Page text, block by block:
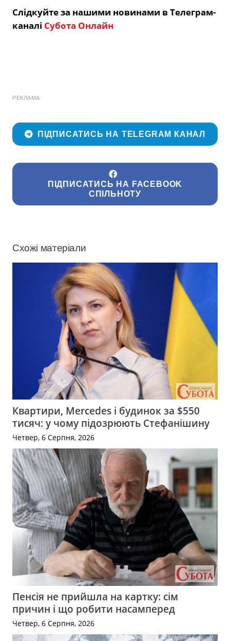
Слідкуйте за нашими новинами в Телеграм-
каналі Субота Онлайн
РЕКЛАМА
ПІДПИСАТИСЬ НА TELEGRAM КАНАЛ
ПІДПИСАТИСЬ НА FACEBOOK
СПІЛЬНОТУ
Схожі матеріали
Квартири, Mercedes і будинок за $550
тисяч: у чому підозрюють Стефанішину
Четвер, 6 Серпня, 2026
Пенсія не прийшла на картку: сім
причин і що робити насамперед
Четвер, 6 Серпня, 2026